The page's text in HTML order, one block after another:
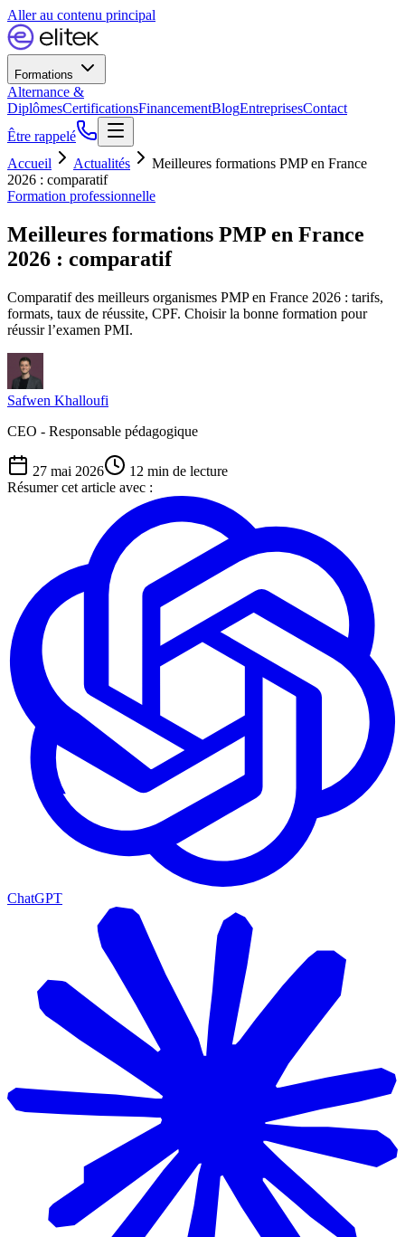
Aller au contenu principal
Formations
Alternance &
DiplômesCertificationsFinancementBlogEntreprisesContact
Être rappelé
Accueil
Actualités
Meilleures formations PMP en France
2026 : comparatif
Formation professionnelle
Meilleures formations PMP en France
2026 : comparatif
Comparatif des meilleurs organismes PMP en France 2026 : tarifs,
formats, taux de réussite, CPF. Choisir la bonne formation pour
réussir l’examen PMI.
Safwen Khalloufi
CEO - Responsable pédagogique
27 mai 2026 12 min de lecture
Résumer cet article avec :
ChatGPT